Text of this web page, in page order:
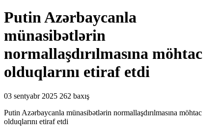
Putin Azərbaycanla
münasibətlərin
normallaşdırılmasına möhtac
olduqlarını etiraf etdi
03 sentyabr 2025 262 baxış
Putin Azərbaycanla münasibətlərin normallaşdırılmasına möhtac
olduqlarını etiraf etdi